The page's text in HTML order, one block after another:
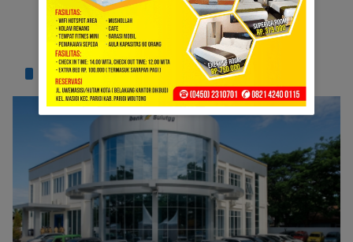
TERPOPULER